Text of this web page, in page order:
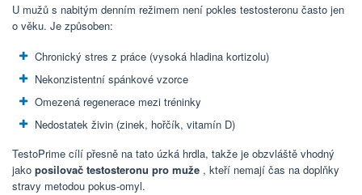
U mužů s nabitým denním režimem není pokles testosteronu často jen
o věku. Je způsoben:
Chronický stres z práce (vysoká hladina kortizolu)
Nekonzistentní spánkové vzorce
Omezená regenerace mezi tréninky
Nedostatek živin (zinek, hořčík, vitamín D)
TestoPrime cílí přesně na tato úzká hrdla, takže je obzvláště vhodný
jako posilovač testosteronu pro muže , kteří nemají čas na doplňky
stravy metodou pokus-omyl.